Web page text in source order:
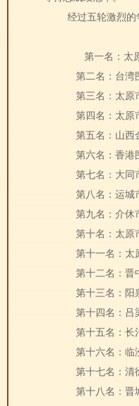
经过五轮激烈的
第一名：太
第二名：台湾
第三名：太原
第四名：太原
第五名：山西
第六名：香港
第七名：大同
第八名：运城
第九名：介休
第十名：太原
第十一名：太
第十二名：晋
第十三名：阳
第十四名：吕
第十五名：长
第十六名：临
第十七名：清
第十八名：晋